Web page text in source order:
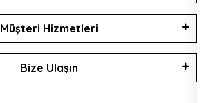
Müşteri Hizmetleri
Bize Ulaşın